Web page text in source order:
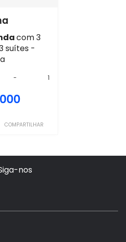
com 3
suítes -
- 1
COMPARTILHAR
nos